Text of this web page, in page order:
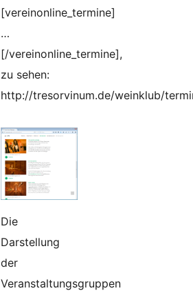
[vereinonline_termine]
…
[/vereinonline_termine],
zu sehen:
http://tresorvinum.de/weinklub/
Die
Darstellung
der
Veranstaltungsgruppen